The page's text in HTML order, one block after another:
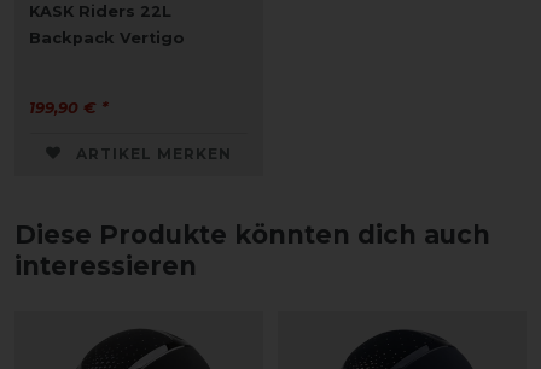
KASK Riders 22L
Backpack Vertigo
199,90 € *
ARTIKEL MERKEN
Diese Produkte könnten dich auch
interessieren